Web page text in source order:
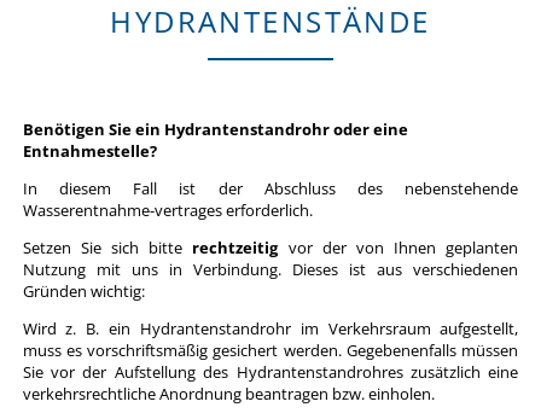
HYDRANTENSTÄNDE
Benötigen Sie ein Hydrantenstandrohr oder eine
Entnahmestelle?
In diesem Fall ist der Abschluss des nebenstehende
Wasserentnahme-vertrages erforderlich.
Setzen Sie sich bitte rechtzeitigvor der von Ihnen geplanten
Nutzung mit uns in Verbindung. Dieses ist aus verschiedenen
Gründen wichtig:
Wird z. B. ein Hydrantenstandrohr im Verkehrsraum aufgestellt,
muss es vorschriftsmäßig gesichert werden. Gegebenenfalls müssen
Sie vor der Aufstellung des Hydrantenstandrohres zusätzlich eine
verkehrsrechtliche Anordnung beantragen bzw. einholen.